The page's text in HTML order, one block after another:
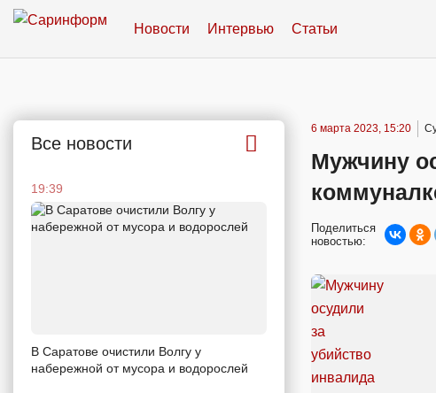
Новости Интервью Статьи
Все новости
19:39
В Саратове очистили Волгу у
набережной от мусора и водорослей
6 марта 2023, 15:20
Мужчину
Поделиться
новостью: